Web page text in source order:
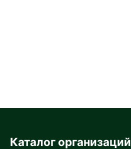
Каталог организаций